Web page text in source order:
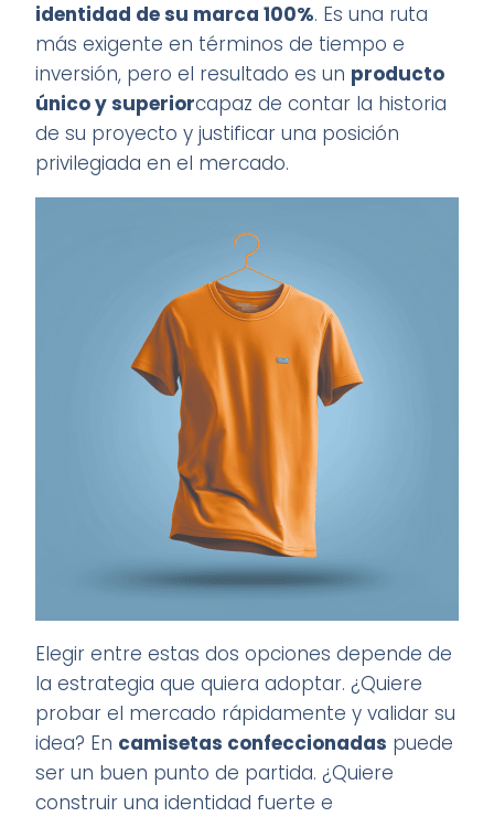
identidad de su marca 100%. Es una ruta
más exigente en términos de tiempo e
inversión, pero el resultado es un producto
único y superiorcapaz de contar la historia
de su proyecto y justificar una posición
privilegiada en el mercado.
Elegir entre estas dos opciones depende de
la estrategia que quiera adoptar. ¿Quiere
probar el mercado rápidamente y validar su
idea? En camisetas confeccionadas puede
ser un buen punto de partida. ¿Quiere
construir una identidad fuerte e